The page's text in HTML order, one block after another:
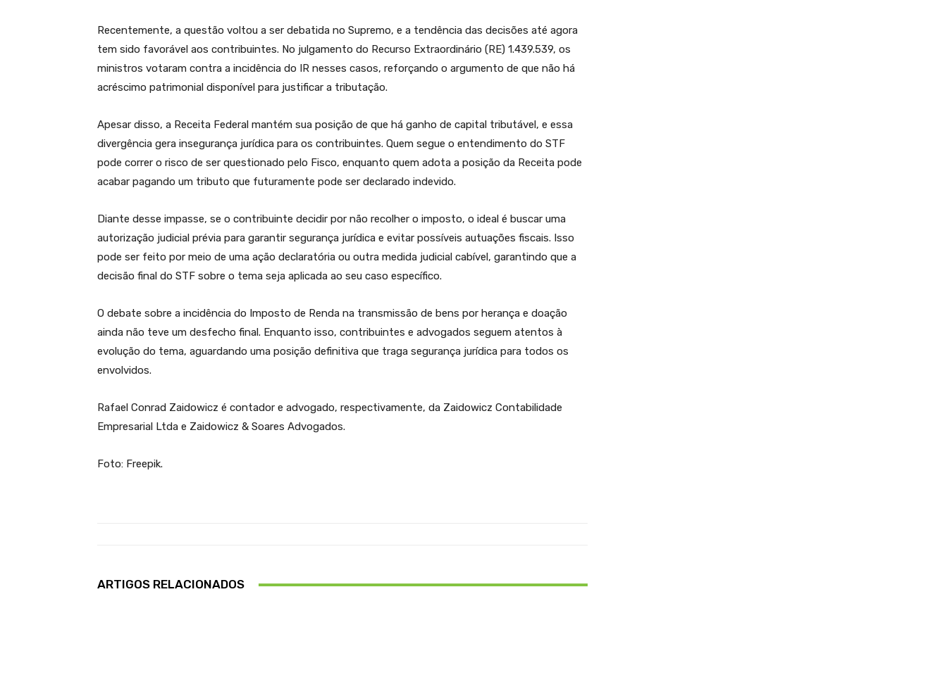
Recentemente, a questão voltou a ser debatida no Supremo, e a tendência das decisões até agora
tem sido favorável aos contribuintes. No julgamento do Recurso Extraordinário (RE) 1.439.539, os
ministros votaram contra a incidência do IR nesses casos, reforçando o argumento de que não há
acréscimo patrimonial disponível para justificar a tributação.
Apesar disso, a Receita Federal mantém sua posição de que há ganho de capital tributável, e essa
divergência gera insegurança jurídica para os contribuintes. Quem segue o entendimento do STF
pode correr o risco de ser questionado pelo Fisco, enquanto quem adota a posição da Receita pode
acabar pagando um tributo que futuramente pode ser declarado indevido.
Diante desse impasse, se o contribuinte decidir por não recolher o imposto, o ideal é buscar uma
autorização judicial prévia para garantir segurança jurídica e evitar possíveis autuações fiscais. Isso
pode ser feito por meio de uma ação declaratória ou outra medida judicial cabível, garantindo que a
decisão final do STF sobre o tema seja aplicada ao seu caso específico.
O debate sobre a incidência do Imposto de Renda na transmissão de bens por herança e doação
ainda não teve um desfecho final. Enquanto isso, contribuintes e advogados seguem atentos à
evolução do tema, aguardando uma posição definitiva que traga segurança jurídica para todos os
envolvidos.
Rafael Conrad Zaidowicz é contador e advogado, respectivamente, da Zaidowicz Contabilidade
Empresarial Ltda e Zaidowicz & Soares Advogados.
Foto: Freepik.
ARTIGOS RELACIONADOS